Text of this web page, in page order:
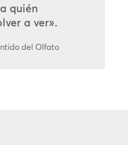
quién
a ver».
del Olfato